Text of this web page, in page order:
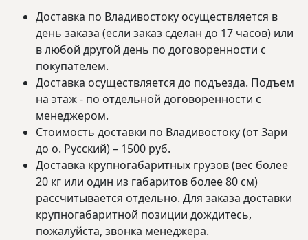
Доставка по Владивостоку осуществляется в
день заказа (если заказ сделан до 17 часов) или
в любой другой день по договоренности с
покупателем.
Доставка осуществляется до подъезда. Подъем
на этаж - по отдельной договоренности с
менеджером.
Стоимость доставки по Владивостоку (от Зари
до о. Русский) – 1500 руб.
Доставка крупногабаритных грузов (вес более
20 кг или один из габаритов более 80 см)
рассчитывается отдельно. Для заказа доставки
крупногабаритной позиции дождитесь,
пожалуйста, звонка менеджера.